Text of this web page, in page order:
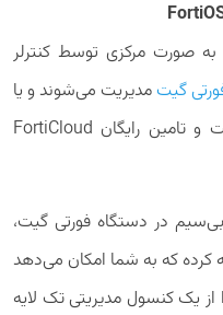
FortiAP به صورت مرکزی توسط کنترلر
گیتمدیریت می‌شوند و یا
می‌توان آنها را از طریق پورتال مدیریت و تامین رایگان FortiCloud
بی‌سیم در دستگاه فورتی گیت،
کرده که به شما امکان می‌دهد
یک کنسول مدیریتی تک لایه